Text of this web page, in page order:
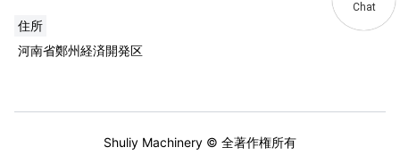
住所
河南省鄭州経済開発区
Shuliy Machinery © 全著作権所有
Chat